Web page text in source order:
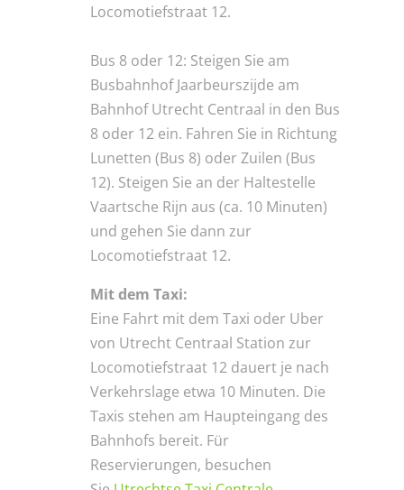
Locomotiefstraat 12.
Bus 8 oder 12: Steigen Sie am
Busbahnhof Jaarbeurszijde am
Bahnhof Utrecht Centraal in den Bus
8 oder 12 ein. Fahren Sie in Richtung
Lunetten (Bus 8) oder Zuilen (Bus
12). Steigen Sie an der Haltestelle
Vaartsche Rijn aus (ca. 10 Minuten)
und gehen Sie dann zur
Locomotiefstraat 12.
Mit dem Taxi:
Eine Fahrt mit dem Taxi oder Uber
von Utrecht Centraal Station zur
Locomotiefstraat 12 dauert je nach
Verkehrslage etwa 10 Minuten. Die
Taxis stehen am Haupteingang des
Bahnhofs bereit. Für
Reservierungen, besuchen